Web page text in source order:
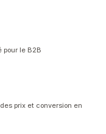
pour le B2B
prix et conversion en